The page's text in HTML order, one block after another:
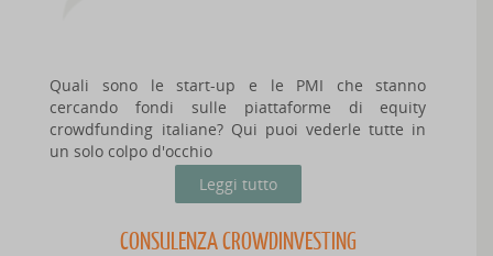
Quali sono le start-up e le PMI che stanno
cercando fondi sulle piattaforme di equity
crowdfunding italiane? Qui puoi vederle tutte in
un solo colpo d'occhio
Leggi tutto
CONSULENZA CROWDINVESTING